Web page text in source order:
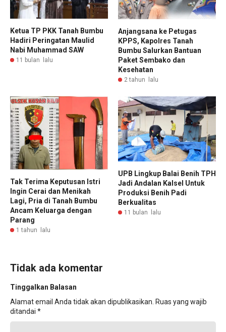
Ketua TP PKK Tanah Bumbu
Hadiri Peringatan Maulid
Nabi Muhammad SAW
11 bulan lalu
Anjangsana ke Petugas
KPPS, Kapolres Tanah
Bumbu Salurkan Bantuan
Paket Sembako dan
Kesehatan
2 tahun lalu
Tak Terima Keputusan Istri
Ingin Cerai dan Menikah
Lagi, Pria di Tanah Bumbu
Ancam Keluarga dengan
Parang
1 tahun lalu
UPB Lingkup Balai Benih TPH
Jadi Andalan Kalsel Untuk
Produksi Benih Padi
Berkualitas
11 bulan lalu
Tidak ada komentar
Tinggalkan Balasan
Alamat email Anda tidak akan dipublikasikan. Ruas yang wajib
ditandai *